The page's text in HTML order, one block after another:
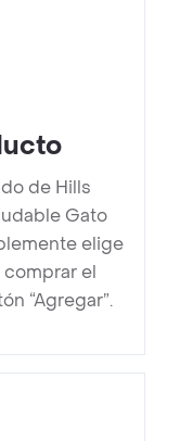
de Hills
Gato
elige
comprar el
“Agregar”.